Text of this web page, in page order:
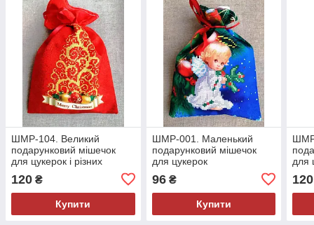
ШМР-104. Великий
подарунковий мішечок
для цукерок і різних
120 ₴
Купити
ШМР-001. Маленький
подарунковий мішечок
для цукерок
96₴
Купити
для
120